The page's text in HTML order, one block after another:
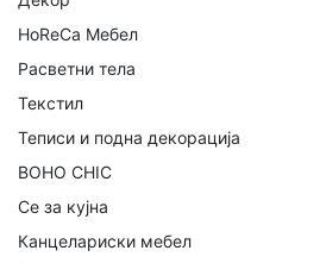
HoReCa Мебел
Расветни тела
Текстил
Теписи и подна декорација
BOHO CHIC
Се за кујна
Канцелариски мебел